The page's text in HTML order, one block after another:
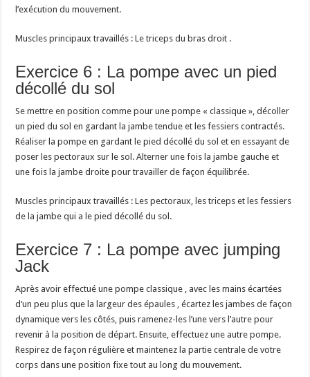
l’exécution du mouvement.
Muscles principaux travaillés : Le triceps du bras droit .
Exercice 6 : La pompe avec un pied
décollé du sol
Se mettre en position comme pour une pompe « classique », décoller
un pied du sol en gardant la jambe tendue et les fessiers contractés.
Réaliser la pompe en gardant le pied décollé du sol et en essayant de
poser les pectoraux sur le sol. Alterner une fois la jambe gauche et
une fois la jambe droite pour travailler de façon équilibrée.
Muscles principaux travaillés : Les pectoraux, les triceps et les fessiers
de la jambe qui a le pied décollé du sol.
Exercice 7 : La pompe avec jumping
Jack
Après avoir effectué une pompe classique , avec les mains écartées
d’un peu plus que la largeur des épaules , écartez les jambes de façon
dynamique vers les côtés, puis ramenez-les l’une vers l’autre pour
revenir à la position de départ. Ensuite, effectuez une autre pompe.
Respirez de façon régulière et maintenez la partie centrale de votre
corps dans une position fixe tout au long du mouvement.